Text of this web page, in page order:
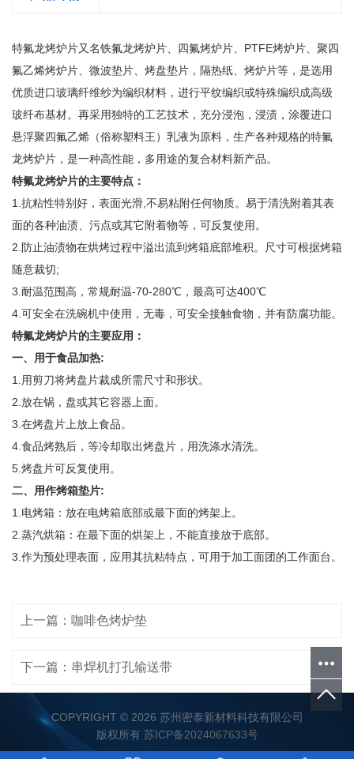
特氟龙烤炉片又名铁氟龙烤炉片、四氟烤炉片、PTFE烤炉片、聚四
氟乙烯烤炉片、微波垫片、烤盘垫片，隔热纸、烤炉片等，是选用
优质进口玻璃纤维纱为编织材料，进行平纹编织或特殊编织成高级
玻纤布基材。再采用独特的工艺技术，充分浸泡，浸渍，涂覆进口
悬浮聚四氟乙烯（俗称塑料王）乳液为原料，生产各种规格的特氟
龙烤炉片，是一种高性能，多用途的复合材料新产品。
特氟龙烤炉片的主要特点：
1.抗粘性特别好，表面光滑,不易粘附任何物质。易于清洗附着其表
面的各种油渍、污点或其它附着物等，可反复使用。
2.防止油渍物在烘烤过程中溢出流到烤箱底部堆积。尺寸可根据烤箱
随意裁切;
3.耐温范围高，常规耐温-70-280℃，最高可达400℃
4.可安全在洗碗机中使用，无毒，可安全接触食物，并有防腐功能。
特氟龙烤炉片的主要应用：
一、用于食品加热:
1.用剪刀将烤盘片裁成所需尺寸和形状。
2.放在锅，盘或其它容器上面。
3.在烤盘片上放上食品。
4.食品烤熟后，等冷却取出烤盘片，用洗涤水清洗。
5.烤盘片可反复使用。
二、用作烤箱垫片:
1.电烤箱：放在电烤箱底部或最下面的烤架上。
2.蒸汽烘箱：在最下面的烘架上，不能直接放于底部。
3.作为预处理表面，应用其抗粘特点，可用于加工面团的工作面台。
上一篇：咖啡色烤炉垫
下一篇：串焊机打孔输送带
COPYRIGHT © 2026 苏州密泰新材料科技有限公司
版权所有 苏ICP备2024067633号